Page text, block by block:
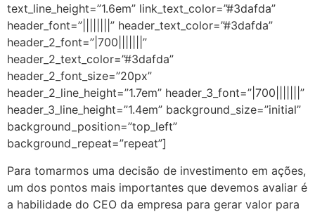
text_line_height=”1.6em” link_text_color=”#3dafda”
header_font=”||||||||” header_text_color=”#3dafda”
header_2_font=”|700|||||||”
header_2_text_color=”#3dafda”
header_2_font_size=”20px”
header_2_line_height=”1.7em” header_3_font=”|700|||||||”
header_3_line_height=”1.4em” background_size=”initial”
background_position=”top_left”
background_repeat=”repeat”]
Para tomarmos uma decisão de investimento em ações,
um dos pontos mais importantes que devemos avaliar é
a habilidade do CEO da empresa para gerar valor para